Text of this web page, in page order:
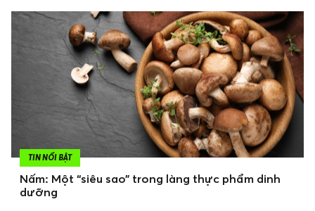
TIN NỔI BẬT
Nấm: Một “siêu sao” trong làng thực phẩm dinh
dưỡng